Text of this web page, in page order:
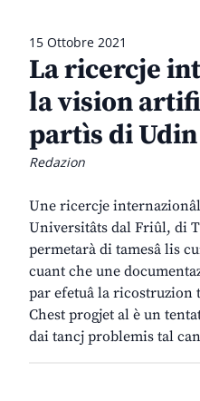
15 Ottobre 2021
La ricercje
la vision
partìs di Udin
Redazion
Une ricercje
Universitâts dal Friûl, di
permetarà di tamesâ lis
cuant che une
par efetuâ la ricostruzion
Chest progjet al è un
dai tancj problemis tal